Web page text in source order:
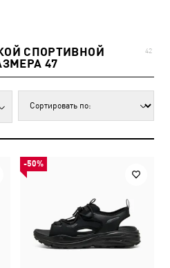
СПОРТИВНОЙ
47
42
-50%